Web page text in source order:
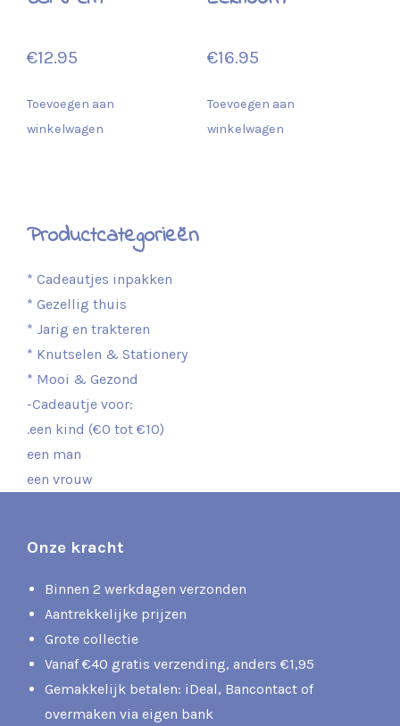
€12.95
Toevoegen aan
winkelwagen
€16.95
Toevoegen aan
winkelwagen
Productcategorieën
* Cadeautjes inpakken
* Gezellig thuis
* Jarig en trakteren
* Knutselen & Stationery
* Mooi & Gezond
-Cadeautje voor:
.een kind (€0 tot €10)
een man
een vrouw
Onze kracht
Binnen 2 werkdagen verzonden
Aantrekkelijke prijzen
Grote collectie
Vanaf €40 gratis verzending, anders €1,95
Gemakkelijk betalen: iDeal, Bancontact of
overmaken via eigen bank